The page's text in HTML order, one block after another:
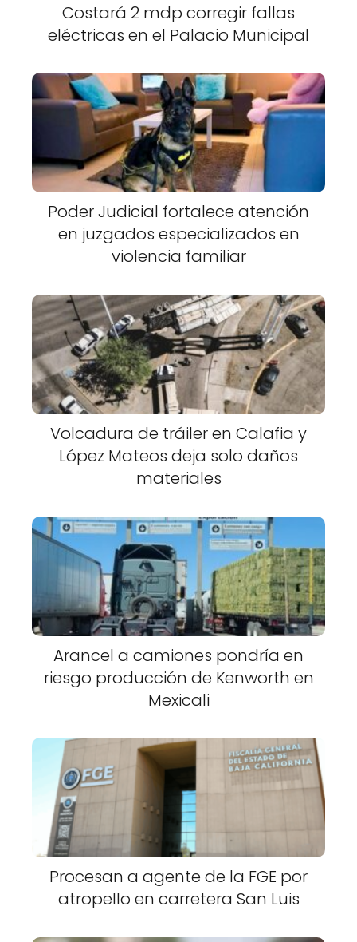
Costará 2 mdp corregir fallas
eléctricas en el Palacio Municipal
Poder Judicial fortalece atención
en juzgados especializados en
violencia familiar
Volcadura de tráiler en Calafia y
López Mateos deja solo daños
materiales
Arancel a camiones pondría en
riesgo producción de Kenworth en
Mexicali
Procesan a agente de la FGE por
atropello en carretera San Luis